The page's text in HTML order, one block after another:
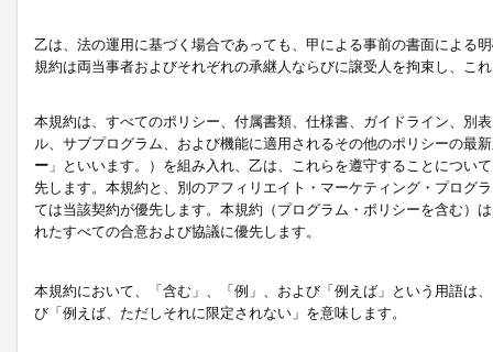
乙は、法の運用に基づく場合であっても、甲による事前の書面による
規約は両当事者およびそれぞれの承継人ならびに譲受人を拘束し、こ
本規約は、すべてのポリシー、付属書類、仕様書、ガイドライン、別
ル、サブプログラム、および機能に適用されるその他のポリシーの最
ー 」といいます。）を組み入れ、乙は、これらを遵守することにつ
先します。本規約と、別のアフィリエイト・マーケティング・プログ
ては当該契約が優先します。本規約（プログラム・ポリシーを含む）
れたすべての合意および協議に優先します。
本規約において、「含む」、「例」、および「例えば」という用語は
び「例えば、ただしそれに限定されない」を意味します。